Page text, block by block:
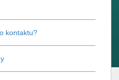
kontaktu?